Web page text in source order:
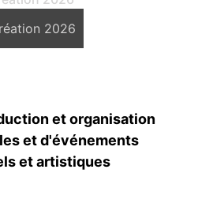
2026
et organisation
et d'événements
et artistiques